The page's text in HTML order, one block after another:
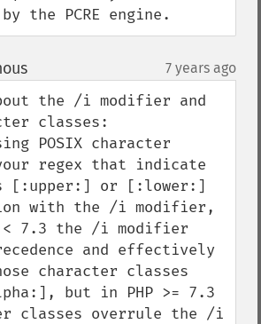
the PCRE engine.
¶ 7 years ago
the /i modifier and
classes:
POSIX character
regex that indicate
[:upper:] or [:lower:]
with the /i modifier,
< 7.3 the /i modifier
and effectively
character classes
but in PHP >= 7.3
classes overrule the /i